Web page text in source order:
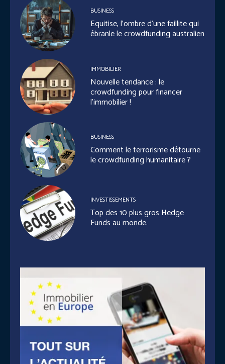
BUSINESS
Equitise, l’ombre d’une faillite qui
ébranle le crowdfunding australien
IMMOBILIER
Nouvelle tendance : le
crowdfunding pour financer
l’immobilier !
BUSINESS
Comment le terrorisme détourne
le crowdfunding humanitaire ?
INVESTISSEMENTS
Top des 10 plus gros Hedge
Funds au monde.